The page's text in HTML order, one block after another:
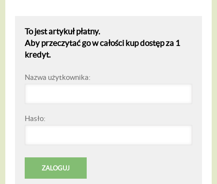
To jest artykuł płatny.
Aby przeczytać go w całości kup dostęp za 1
kredyt.
Nazwa użytkownika:
Hasło: